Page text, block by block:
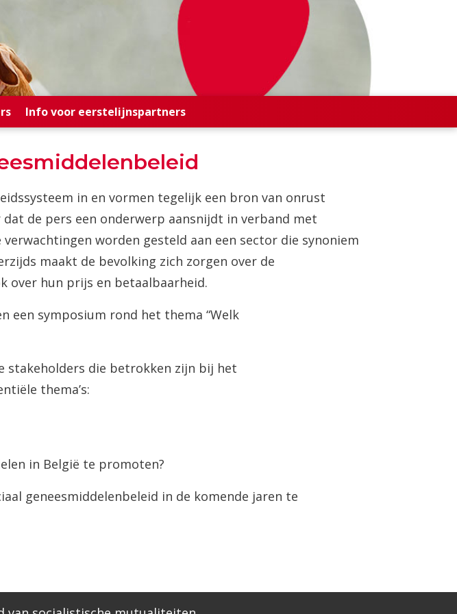
Info voor eerstelijnspartners
in en vormen tegelijk een bron van onrust
de pers een onderwerp aansnijdt in verband met
worden gesteld aan een sector die synoniem
maakt de bevolking zich zorgen over de
over hun prijs en betaalbaarheid.
een symposium rond het thema “Welk
stakeholders die betrokken zijn bij het
thema’s:
in België te promoten?
geneesmiddelenbeleid in de komende jaren te